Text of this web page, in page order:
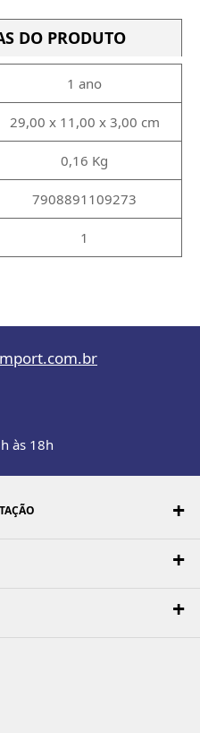
DO PRODUTO
1 ano
29,00 x 11,00 x 3,00 cm
0,16 Kg
7908891109273
1
às 18h